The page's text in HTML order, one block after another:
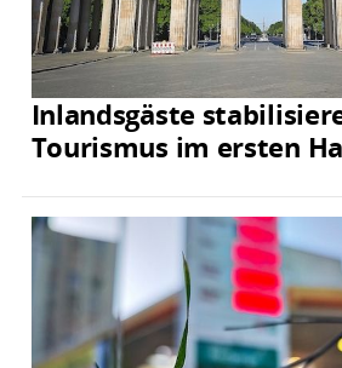
Inlandsgäste
Tourismus im ersten